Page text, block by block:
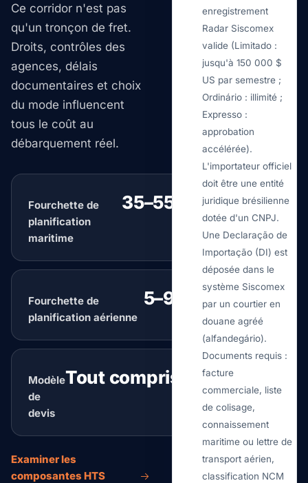
Ce corridor n'est pas
qu'un tronçon de fret.
Droits, contrôles des
agences, délais
documentaires et choix
du mode influencent
tous le coût au
débarquement réel.
Fourchette de
planification
maritime
35–55 daystypique
Fourchette de
planification aérienne
5–9 daystypique
Modèle
de
devis
Tout compris
Examiner les
composantes HTS
enregistrement
Radar Siscomex
valide (Limitado :
jusqu'à 150 000 $
US par semestre ;
Ordinário : illimité ;
Expresso :
approbation
accélérée).
L'importateur officiel
doit être une entité
juridique brésilienne
dotée d'un CNPJ.
Une Declaração de
Importação (DI) est
déposée dans le
système Siscomex
par un courtier en
douane agréé
(alfandegário).
Documents requis :
facture
commerciale, liste
de colisage,
connaissement
maritime ou lettre de
transport aérien,
classification NCM